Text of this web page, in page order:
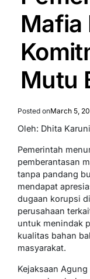
Mafia
Mutu
Posted onMarch 5,
Oleh: Dhita
Pemerintah
pemberantasan
tanpa pandang
mendapat
dugaan korupsi
perusahaan
untuk menindak
kualitas bahan
masyarakat.
Kejaksaan